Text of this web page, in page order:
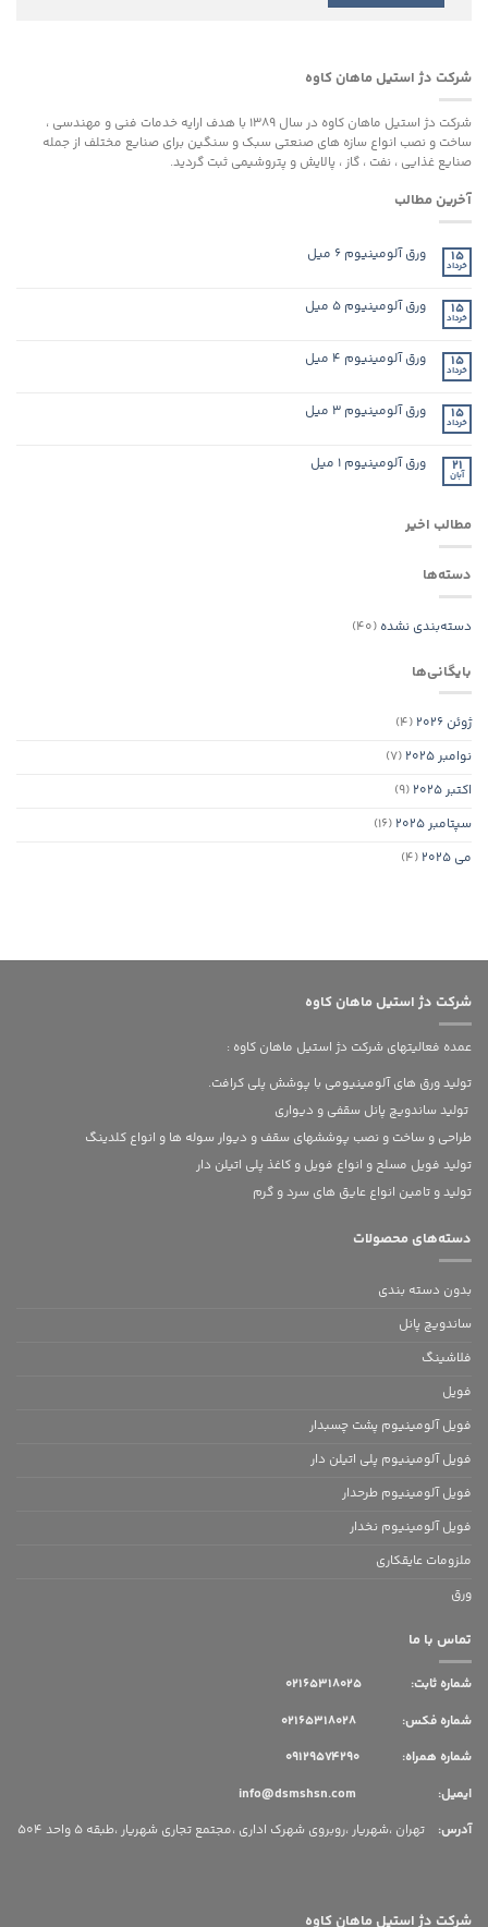
شرکت دژ استیل ماهان کاوه
شرکت دژ استیل ماهان کاوه در سال 1389 با هدف ارایه خدمات فنی و مهندسی ،
ساخت و نصب انواع سازه های صنعتی سبک و سنگین برای صنایع مختلف از جمله
صنایع غذایی ، نفت ، گاز ، پالایش و پتروشیمی ثبت گردید.
آخرین مطالب
15
خرداد
ورق آلومینیوم ۶ میل
15
خرداد
ورق آلومینیوم ۵ میل
15
خرداد
ورق آلومینیوم ۴ میل
15
خرداد
ورق آلومینیوم ۳ میل
21
آبان
ورق آلومینیوم ۱ میل
مطالب اخیر
دسته‌ها
دسته‌بندی نشده (40)
بایگانی‌ها
ژوئن 2026
(4)
نوامبر 2025
(7)
اکتبر 2025
(9)
سپتامبر 2025
(16)
می 2025
(4)
شرکت دژ استیل ماهان کاوه
عمده فعالیتهای شرکت دژ استیل ماهان کاوه :
تولید ورق های آلومینیومی با پوشش پلی کرافت.
تولید ساندویچ پانل سقفی و دیواری
طراحی و ساخت و نصب پوششهای سقف و دیوار سوله ها و انواع کلدینگ
تولید فویل مسلح و انواع فویل و کاغذ پلی اتیلن دار
تولید و تامین انواع عایق های سرد و گرم
دسته‌های محصولات
بدون‌ دسته بندی
ساندویچ پانل
فلاشینگ
فویل
فویل آلومینیوم پشت چسبدار
فویل آلومینیوم پلی اتیلن دار
فویل آلومینیوم طرحدار
فویل آلومینیوم نخدار
ملزومات عایقکاری
ورق
تماس با ما
شماره ثابت:
شماره فکس: 02165318028
شماره همراه: 09129574290
ایمیل: info@dsmshsn.com
آدرس: تهران ،شهریار ،روبروی شهرک اداری ،مجتمع تجاری شهریار ،طبقه 5 واحد 504
شرکت دژ استیل ماهان کاوه